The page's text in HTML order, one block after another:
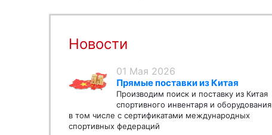
Новости
01 Мая 2026
Прямые поставки из Китая
Производим поиск и поставку из Китая
спортивного инвентаря и оборудования
в том числе с сертификатами международных
спортивных федераций